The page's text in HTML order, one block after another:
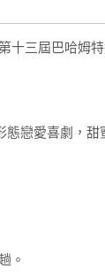
十三屆巴哈姆
戀愛喜劇，甜
。